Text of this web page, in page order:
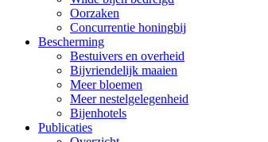
Oorzaken
Concurrentie honingbij
Bescherming
Bestuivers en overheid
Bijvriendelijk maaien
Meer bloemen
Meer nestelgelegenheid
Bijenhotels
Publicaties